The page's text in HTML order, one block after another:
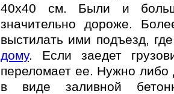
40х40 см. Были и
значительно дороже.
выстилать ими подъезд,
дому. Если заедет
переломает ее. Нужно либо
в виде заливной